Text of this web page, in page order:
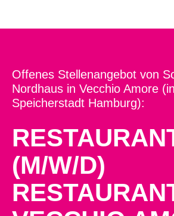
Offenes Stellenangebot von
Nordhaus in Vecchio Amore
Speicherstadt Hamburg):
(M/W/D)